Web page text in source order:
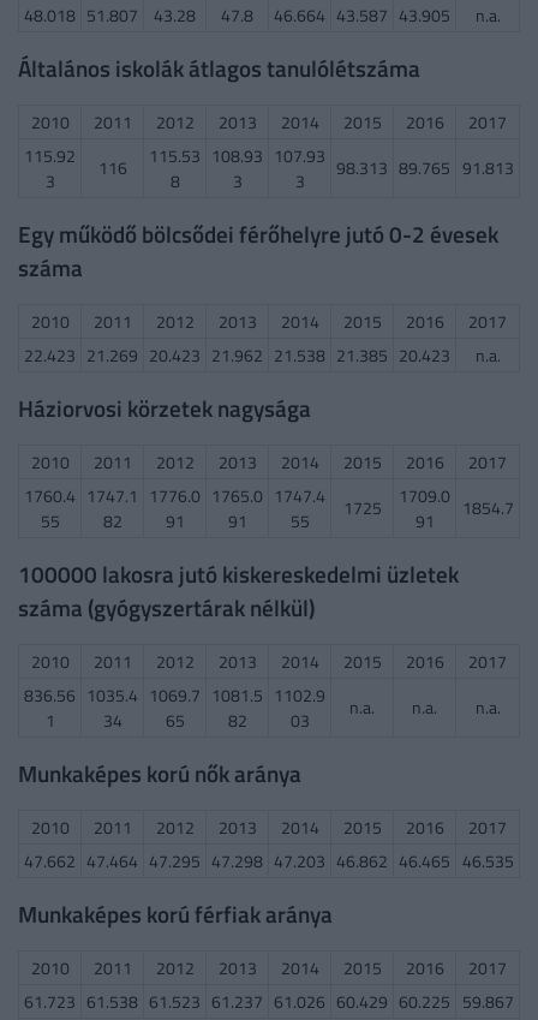
48.018 51.807 43.28 47.8 46.664 43.587 43.905 n.a.
Általános iskolák átlagos tanulólétszáma
2010 2011 2012 2013 2014 2015 2016
2017
115.92
3
116
115.53
8
108.93
3
107.93
3
98.313 89.765 91.813
Egy működő bölcsődei férőhelyre jutó 0-2 évesek
száma
2010 2011 2012 2013 2014 2015 2016
2017
22.423 21.269 20.423 21.962 21.538 21.385 20.423 n.a.
Háziorvosi körzetek nagysága
2010 2011 2012 2013 2014 2015 2016
2017
1760.4
55
1747.1
82
1776.0
91
1765.0
91
1747.4
55
1725
1709.0
91
1854.7
100000 lakosra jutó kiskereskedelmi üzletek
száma (gyógyszertárak nélkül)
2010 2011 2012 2013 2014 2015 2016
2017
836.56
1
1035.4
34
1069.7
65
1081.5
82
1102.9
03
n.a. n.a. n.a.
Munkaképes korú nők aránya
2010 2011 2012 2013 2014 2015 2016
2017
47.662 47.464 47.295 47.298 47.203 46.862 46.465 46.535
Munkaképes korú férfiak aránya
2010 2011 2012 2013 2014 2015 2016
2017
61.723 61.538 61.523 61.237 61.026 60.429 60.225 59.867